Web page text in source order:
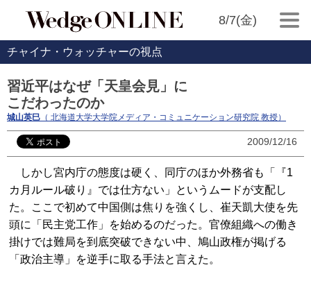
8/7(金)
チャイナ・ウォッチャーの視点
習近平はなぜ「天皇会見」に
こだわったのか
城山英巳 （ 北海道大学大学院メディア・コミュニケーション研究院 教授）
2009/12/16
しかし宮内庁の態度は硬く、同庁のほか外務省も「『1
カ月ルール破り』では仕方ない」というムードが支配し
た。ここで初めて中国側は焦りを強くし、崔天凱大使を先
頭に「民主党工作」を始めるのだった。官僚組織への働き
掛けでは難局を到底突破できない中、鳩山政権が掲げる
「政治主導」を逆手に取る手法と言えた。